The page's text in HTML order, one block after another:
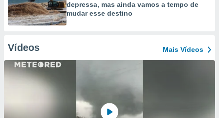
depressa, mas ainda vamos a tempo de
mudar esse destino
Vídeos Mais Vídeos